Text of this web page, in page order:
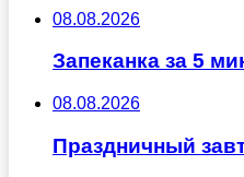
08.08.2026
Запеканка за 5
08.08.2026
Праздничный